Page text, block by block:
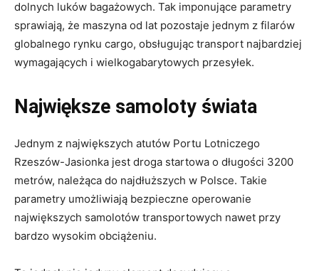
dolnych luków bagażowych. Tak imponujące parametry
sprawiają, że maszyna od lat pozostaje jednym z filarów
globalnego rynku cargo, obsługując transport najbardziej
wymagających i wielkogabarytowych przesyłek.
Największe samoloty świata
Jednym z największych atutów Portu Lotniczego
Rzeszów-Jasionka jest droga startowa o długości 3200
metrów, należąca do najdłuższych w Polsce. Takie
parametry umożliwiają bezpieczne operowanie
największych samolotów transportowych nawet przy
bardzo wysokim obciążeniu.